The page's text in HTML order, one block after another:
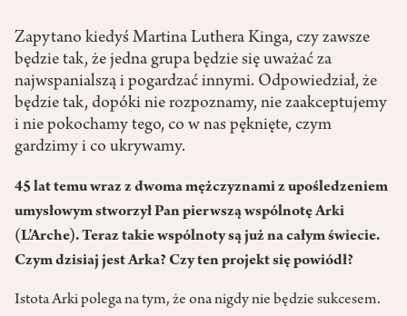
Zapytano kiedyś Martina Luthera Kinga, czy zawsze
będzie tak, że jedna grupa będzie się uważać za
najwspanialszą i pogardzać innymi. Odpowiedział, że
będzie tak, dopóki nie rozpoznamy, nie zaakceptujemy
i nie pokochamy tego, co w nas pęknięte, czym
gardzimy i co ukrywamy.
45 lat temu wraz z dwoma mężczyznami z upośledzeniem
umysłowym stworzył Pan pierwszą wspólnotę Arki
(L’Arche). Teraz takie wspólnoty są już na całym świecie.
Czym dzisiaj jest Arka? Czy ten projekt się powiódł?
Istota Arki polega na tym, że ona nigdy nie będzie sukcesem.